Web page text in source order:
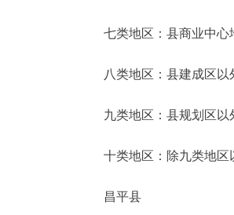
七类地区：县商业中心
八类地区：县建成区以
九类地区：县规划区以
十类地区：除九类地区
昌平县